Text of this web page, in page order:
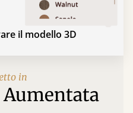
il modello 3D
in
Aumentata